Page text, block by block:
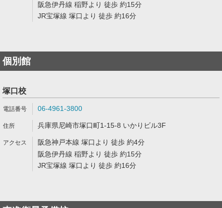
阪急伊丹線 稲野より 徒歩 約15分
JR宝塚線 塚口より 徒歩 約16分
個別館
塚口校
06-4961-3800
兵庫県尼崎市塚口町1-15-8 いかりビル3F
阪急神戸本線 塚口より 徒歩 約4分
阪急伊丹線 稲野より 徒歩 約15分
JR宝塚線 塚口より 徒歩 約16分